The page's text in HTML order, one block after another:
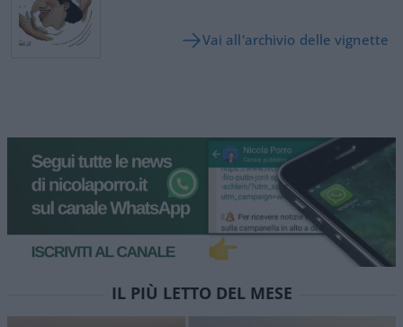
Vai all'archivio delle vignette
IL PIÙ LETTO DEL MESE